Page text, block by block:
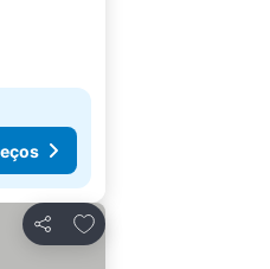
Partilhar
Adicionar aos favoritos